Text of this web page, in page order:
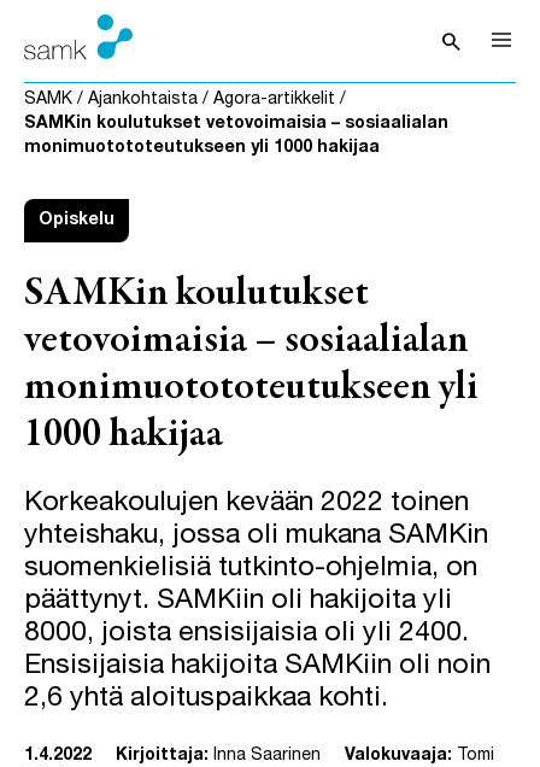
Siirry sisältöön
searchAvaa haku
SAMK / Ajankohtaista / Agora-artikkelit /
SAMKin koulutukset vetovoimaisia – sosiaalialan
monimuotototeutukseen yli 1000 hakijaa
Opiskelu
SAMKin koulutukset
vetovoimaisia – sosiaalialan
monimuotototeutukseen yli
1000 hakijaa
Korkeakoulujen kevään 2022 toinen
yhteishaku, jossa oli mukana SAMKin
suomenkielisiä tutkinto-ohjelmia, on
päättynyt. SAMKiin oli hakijoita yli
8000, joista ensisijaisia oli yli 2400.
Ensisijaisia hakijoita SAMKiin oli noin
2,6 yhtä aloituspaikkaa kohti.
1.4.2022 Kirjoittaja: Inna Saarinen Valokuvaaja: Tomi